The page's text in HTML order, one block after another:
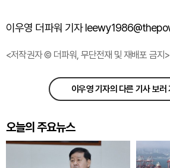
이우영 더파워 기자
<저작권자 © 더파워, 무단전재 및 재배포 금지>
이우영 기자의 다른 기사 보러
오늘의 주요뉴스